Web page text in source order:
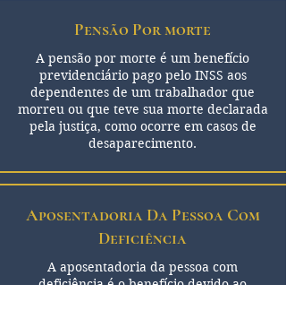
Pensão Por morte
A pensão por morte é um benefício
previdenciário pago pelo INSS aos
dependentes de um trabalhador que
morreu ou que teve sua morte declarada
pela justiça, como ocorre em casos de
desaparecimento.
Aposentadoria Da Pessoa Com
Deficiência
A aposentadoria da pessoa com
deficiência é o benefício devido ao